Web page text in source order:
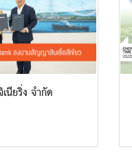
นียริ่ง จำกัด